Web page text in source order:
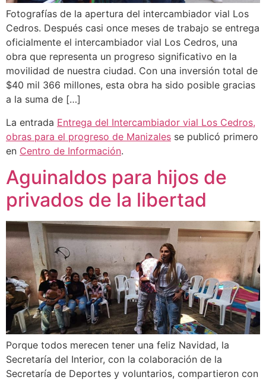
Fotografías de la apertura del intercambiador vial Los
Cedros. Después casi once meses de trabajo se entrega
oficialmente el intercambiador vial Los Cedros, una
obra que representa un progreso significativo en la
movilidad de nuestra ciudad. Con una inversión total de
$40 mil 366 millones, esta obra ha sido posible gracias
a la suma de […]
La entrada Entrega del Intercambiador vial Los Cedros,
obras para el progreso de Manizales se publicó primero
en Centro de Información.
Aguinaldos para hijos de
privados de la libertad
Porque todos merecen tener una feliz Navidad, la
Secretaría del Interior, con la colaboración de la
Secretaría de Deportes y voluntarios, compartieron con